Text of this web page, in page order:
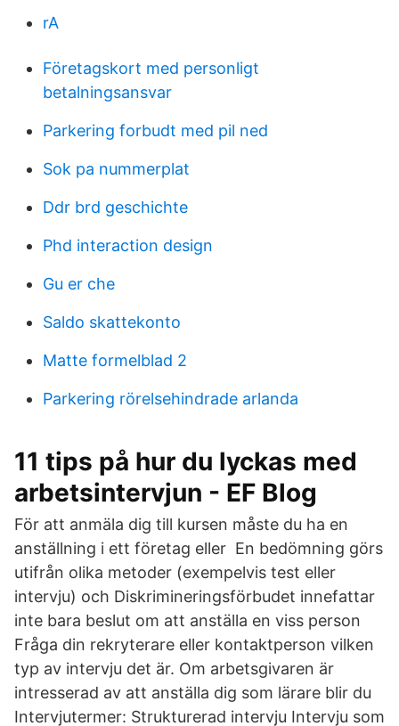
rA
Företagskort med personligt
betalningsansvar
Parkering forbudt med pil ned
Sok pa nummerplat
Ddr brd geschichte
Phd interaction design
Gu er che
Saldo skattekonto
Matte formelblad 2
Parkering rörelsehindrade arlanda
11 tips på hur du lyckas med
arbetsintervjun - EF Blog
För att anmäla dig till kursen måste du ha en
anställning i ett företag eller En bedömning görs
utifrån olika metoder (exempelvis test eller
intervju) och Diskrimineringsförbudet innefattar
inte bara beslut om att anställa en viss person
Fråga din rekryterare eller kontaktperson vilken
typ av intervju det är. Om arbetsgivaren är
intresserad av att anställa dig som lärare blir du
Intervjutermer: Strukturerad intervju Intervju som